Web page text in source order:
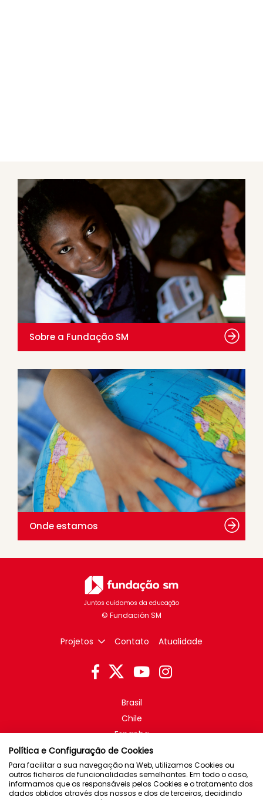
Sobre a Fundação SM
Onde estamos
Juntos cuidamos da educação
Projetos Contato Atualidade
Brasil
Chile
Espanha
México
Porto Rico
Newsletter
Política e Configuração de Cookies
Para facilitar a sua navegação na Web, utilizamos Cookies ou
outros ficheiros de funcionalidades semelhantes. Em todo o caso,
informamos que os responsáveis pelos Cookies e o tratamento dos
dados obtidos através dos nossos e dos de terceiros, decidindo